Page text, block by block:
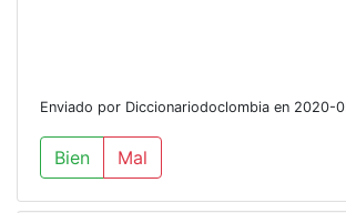
Enviado por Diccionariodoclombia en 2020-
Bien Mal